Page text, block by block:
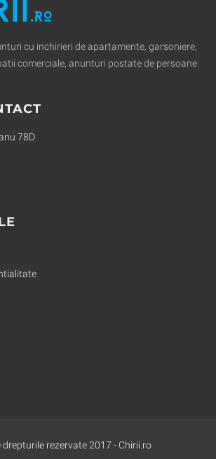
cu inchirieri de apartamente, garsoniere,
comerciale, anunturi postate de persoane
78D
rezervate 2017 - Chirii.ro